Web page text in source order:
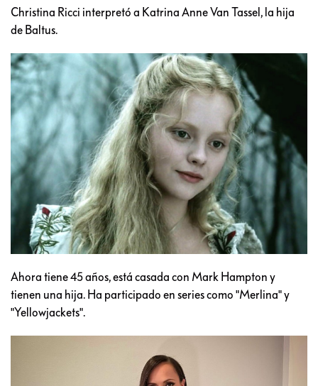
Christina Ricci interpretó a Katrina Anne Van Tassel, la hija
de Baltus.
Ahora tiene 45 años, está casada con Mark Hampton y
tienen una hija. Ha participado en series como "Merlina" y
"Yellowjackets".